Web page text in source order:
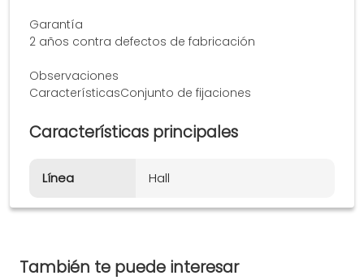
Garantía
2 años contra defectos de fabricación
Observaciones
CaracterísticasConjunto de fijaciones
Características principales
Línea Hall
También te puede interesar